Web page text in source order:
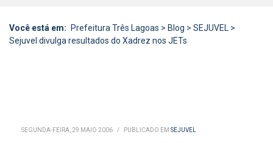
Você está em: Prefeitura Três Lagoas > Blog > SEJUVEL >
Sejuvel divulga resultados do Xadrez nos JETs
SEGUNDA-FEIRA, 29 MAIO 2006 / PUBLICADO EM SEJUVEL